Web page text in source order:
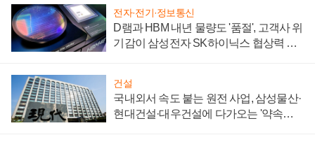
전자·전기·정보통신
D램과 HBM 내년 물량도 '품절', 고객사 위
기감이 삼성전자 SK하이닉스 협상력 더
건설
국내외서 속도 붙는 원전 사업, 삼성물산·
현대건설·대우건설에 다가오는 '약속의